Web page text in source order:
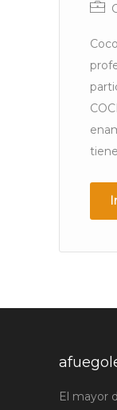
El mayor